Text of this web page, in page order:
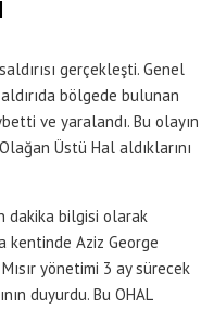
gerçekleşti. Genel
bölgede bulunan
ve yaralandı. Bu olayın
Üstü Hal aldıklarını
dakika bilgisi olarak
kentinde Aziz George
yönetimi 3 ay sürecek
duyurdu. Bu OHAL